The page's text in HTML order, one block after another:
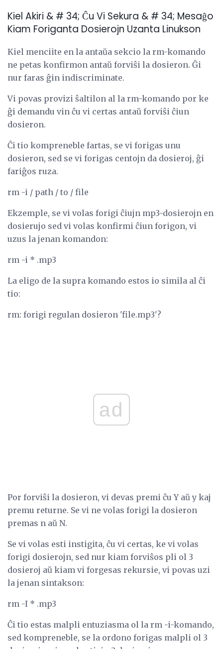
Kiel Akiri & # 34; Ĉu Vi Sekura & # 34; Mesaĝo
Kiam Foriganta Dosierojn Uzanta Linukson
Kiel menciite en la antaŭa sekcio la rm-komando
ne petas konfirmon antaŭ forviŝi la dosieron. Ĝi
nur faras ĝin indiscriminate.
Vi povas provizi ŝaltilon al la rm-komando por ke
ĝi demandu vin ĉu vi certas antaŭ forviŝi ĉiun
dosieron.
Ĉi tio kompreneble fartas, se vi forigas unu
dosieron, sed se vi forigas centojn da dosieroj, ĝi
fariĝos ruza.
rm -i / path / to / file
Ekzemple, se vi volas forigi ĉiujn mp3-dosierojn en
dosierujo sed vi volas konfirmi ĉiun forigon, vi
uzus la jenan komandon:
rm -i * .mp3
La eligo de la supra komando estos io simila al ĉi
tio:
rm: forigi regulan dosieron 'file.mp3'?
ad
Por forviŝi la dosieron, vi devas premi ĉu Y aŭ y kaj
premu returne. Se vi ne volas forigi la dosieron
premas n aŭ N.
Se vi volas esti instigita, ĉu vi certas, ke vi volas
forigi dosierojn, sed nur kiam forviŝos pli ol 3
dosieroj aŭ kiam vi forgesas rekursie, vi povas uzi
la jenan sintakson:
rm -I * .mp3
Ĉi tio estas malpli entuziasma ol la rm -i-komando,
sed kompreneble, se la ordono forigas malpli ol 3